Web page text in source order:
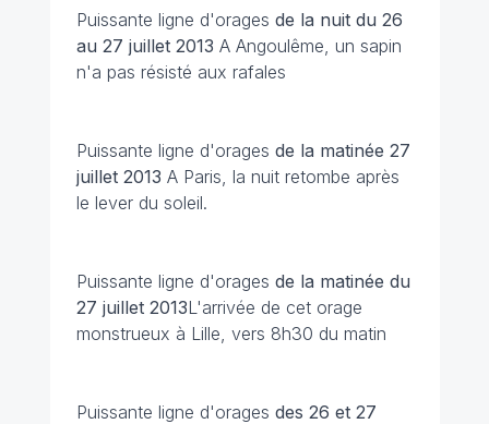
Puissante ligne d'orages de la nuit du 26
au 27 juillet 2013 A Angoulême, un sapin
n'a pas résisté aux rafales
Puissante ligne d'orages de la matinée 27
juillet 2013 A Paris, la nuit retombe après
le lever du soleil.
Puissante ligne d'orages de la matinée du
27 juillet 2013L'arrivée de cet orage
monstrueux à Lille, vers 8h30 du matin
Puissante ligne d'orages des 26 et 27